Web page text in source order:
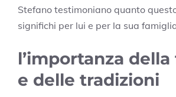
Stefano testimoniano quanto
significhi per lui e per la sua
l’importanza
e delle tradizioni